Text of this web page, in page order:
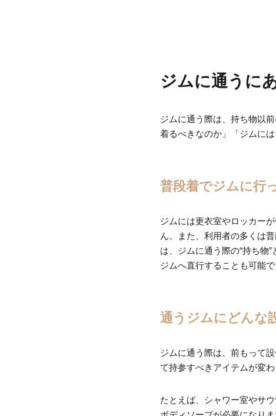
ジムに通うに
ジムに通う際は、持ち物以
着るべきなのか」「ジムに
普段着でジムに行
ジムには更衣室やロッカー
ん。また、利用者の多くは
は、ジムに通う際の“持ち物
ジムへ直行することも可能で
通うジムにどんな
ジムに通う際は、前もって
て持参すべきアイテムが変わ
たとえば、シャワー室やサ